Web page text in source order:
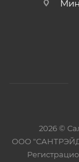
2026 ©
ООО